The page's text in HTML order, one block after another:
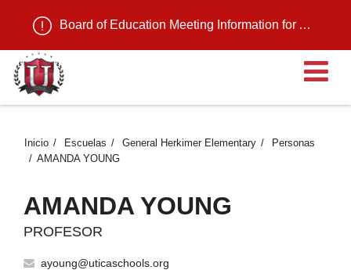
Board of Education Meeting Information for August 11, 2026
Inicio Escuelas General Herkimer Elementary
Personas
AMANDA YOUNG
AMANDA YOUNG
PROFESOR
ayoung@uticaschools.org